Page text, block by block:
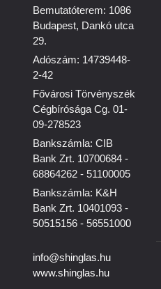
Bemutatóterem: 1086
Budapest, Dankó utca
29.
Adószám: 14739448-
2-42
Fővárosi Törvényszék
Cégbírósága Cg. 01-
09-278523
Bankszámla: CIB
Bank Zrt. 10700684 -
68864262 - 51100005
Bankszámla: K&H
Bank Zrt. 10401093 -
50515156 - 56551000
info@shinglas.hu
www.shinglas.hu